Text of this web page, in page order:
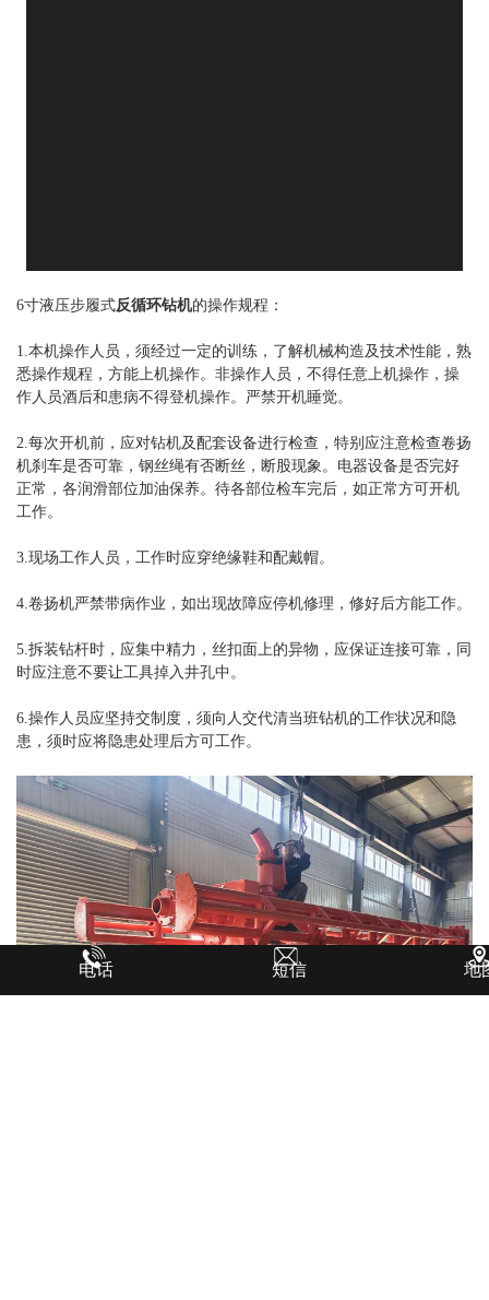
6寸液压步履式反循环钻机的操作规程：
1.本机操作人员，须经过一定的训练，了解机械构造及技术性能，熟
悉操作规程，方能上机操作。非操作人员，不得任意上机操作，操
作人员酒后和患病不得登机操作。严禁开机睡觉。
2.每次开机前，应对钻机及配套设备进行检查，特别应注意检查卷扬
机刹车是否可靠，钢丝绳有否断丝，断股现象。电器设备是否完好
正常，各润滑部位加油保养。待各部位检车完后，如正常方可开机
工作。
3.现场工作人员，工作时应穿绝缘鞋和配戴帽。
4.卷扬机严禁带病作业，如出现故障应停机修理，修好后方能工作。
5.拆装钻杆时，应集中精力，丝扣面上的异物，应保证连接可靠，同
时应注意不要让工具掉入井孔中。
6.操作人员应坚持交制度，须向人交代清当班钻机的工作状况和隐
患，须时应将隐患处理后方可工作。
电话 短信 地